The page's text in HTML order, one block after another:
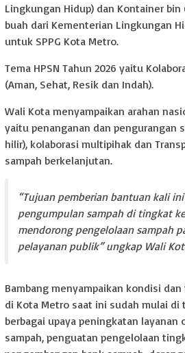
Lingkungan Hidup) dan Kontainer
buah dari Kementerian Lingkungan
untuk SPPG Kota Metro.
Tema HPSN Tahun 2026 yaitu
(Aman, Sehat, Resik dan Indah).
Wali Kota menyampaikan arahan
yaitu penanganan dan pengurangan
hilir), kolaborasi multipihak dan
sampah berkelanjutan.
“Tujuan pemberian bantuan kali
pengumpulan sampah di tingkat
mendorong pengelolaan sampah
pelayanan publik” ungkap Wali
Bambang menyampaikan kondisi
di Kota Metro saat ini sudah mulai di
berbagai upaya peningkatan layanan
sampah, penguatan pengelolaan